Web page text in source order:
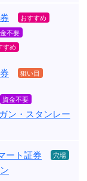
ン・スタンレー
ート証券